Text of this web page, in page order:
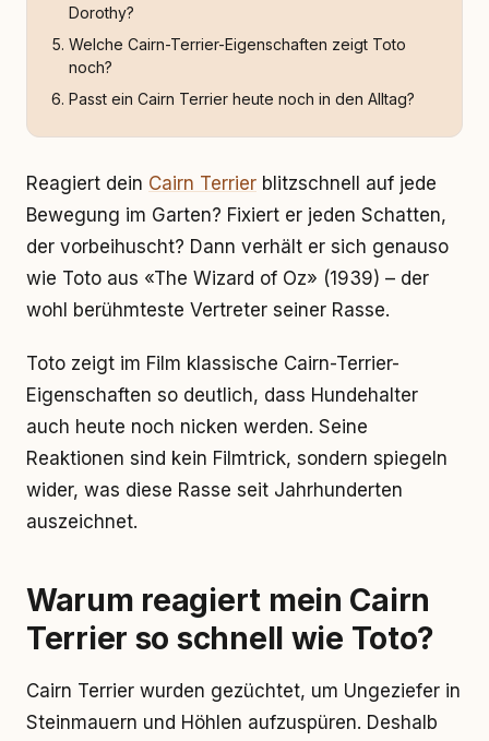
Dorothy?
Welche Cairn-Terrier-Eigenschaften zeigt Toto
noch?
Passt ein Cairn Terrier heute noch in den Alltag?
Reagiert dein Cairn Terrier blitzschnell auf jede
Bewegung im Garten? Fixiert er jeden Schatten,
der vorbeihuscht? Dann verhält er sich genauso
wie Toto aus «The Wizard of Oz» (1939) – der
wohl berühmteste Vertreter seiner Rasse.
Toto zeigt im Film klassische Cairn-Terrier-
Eigenschaften so deutlich, dass Hundehalter
auch heute noch nicken werden. Seine
Reaktionen sind kein Filmtrick, sondern spiegeln
wider, was diese Rasse seit Jahrhunderten
auszeichnet.
Warum reagiert mein Cairn
Terrier so schnell wie Toto?
Cairn Terrier wurden gezüchtet, um Ungeziefer in
Steinmauern und Höhlen aufzuspüren. Deshalb